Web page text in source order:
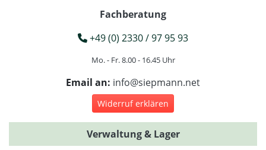
Fachberatung
+49 (0) 2330 / 97 95 93
Mo. - Fr. 8.00 - 16.45 Uhr
Email an: info@siepmann.net
Widerruf erklären
Verwaltung & Lager